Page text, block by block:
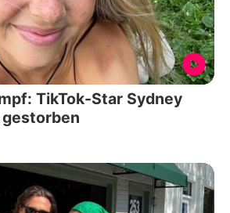
TikTok-Star Sydney